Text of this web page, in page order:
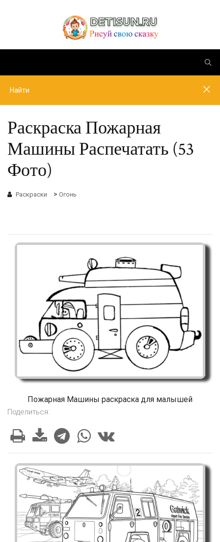
Раскраска Пожарная
Машины Распечатать (53
Фото)
Раскраски > Огонь
Пожарная Машины раскраска для малышей
Поделиться: